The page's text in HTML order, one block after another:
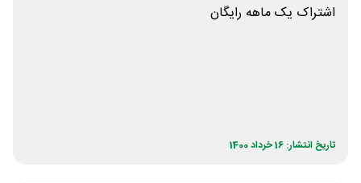
اشتراک یک ماهه رایگان
تاریخ انتشار: 16 خرداد 1400